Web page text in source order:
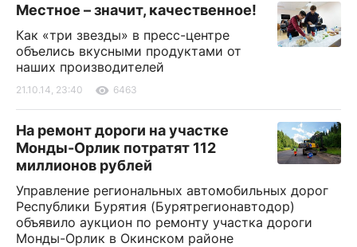
Местное – значит, качественное!
Как «три звезды» в пресс-центре
объелись вкусными продуктами от
наших производителей
21.10.14, 23:40 6463
На ремонт дороги на участке
Монды-Орлик потратят 112
миллионов рублей
Управление региональных автомобильных дорог
Республики Бурятия (Бурятрегионавтодор)
объявило аукцион по ремонту участка дороги
Монды-Орлик в Окинском районе